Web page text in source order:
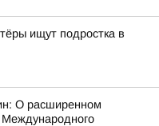
ищут подростка в
О расширенном